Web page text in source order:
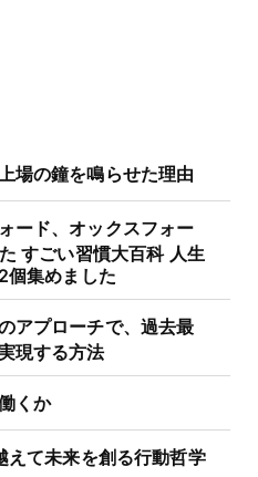
場の鐘を鳴らせた理由
ード、オックスフォー
すごい習慣大百科 人生
個集めました
アプローチで、過去最
現する方法
くか
えて未来を創る行動哲学